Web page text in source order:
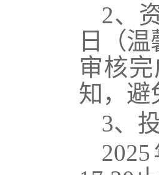
2、
日（
审核
知， 避
3、
2025